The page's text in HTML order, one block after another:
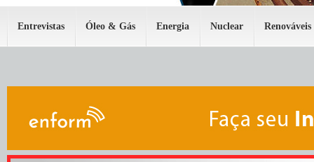
Entrevistas Óleo & Gás Energia Nuclear Renováveis